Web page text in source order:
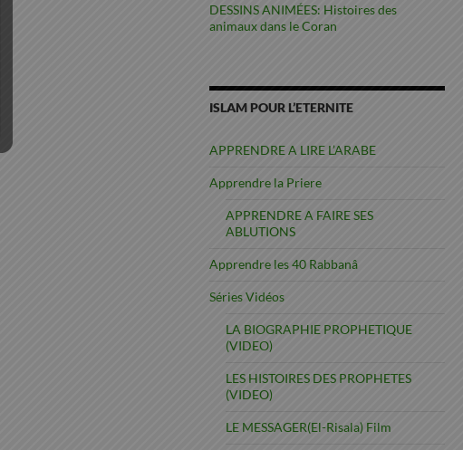
DESSINS ANIMÉES: Histoires des
animaux dans le Coran
ISLAM POUR L’ETERNITE
APPRENDRE A LIRE L’ARABE
Apprendre la Priere
APPRENDRE A FAIRE SES
ABLUTIONS
Apprendre les 40 Rabbanâ
Séries Vidéos
LA BIOGRAPHIE PROPHETIQUE
(VIDEO)
LES HISTOIRES DES PROPHETES
(VIDEO)
LE MESSAGER(El-Risala) Film